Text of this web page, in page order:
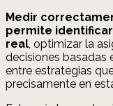
Medir
permite
real , optimizar la
decisiones basadas
entre estrategias
precisamente en